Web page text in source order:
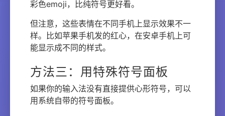
彩色emoji，比纯符号更好看。
但注意，这些表情在不同手机上显示效果不一
样。比如苹果手机发的红心，在安卓手机上可
能显示成不同的样式。
方法三：用特殊符号面板
如果你的输入法没有直接提供心形符号，可以
用系统自带的符号面板。